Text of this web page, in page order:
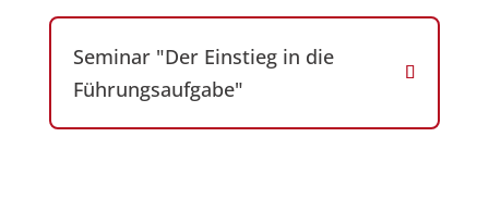
Seminar "Der Einstieg in die
Führungsaufgabe"